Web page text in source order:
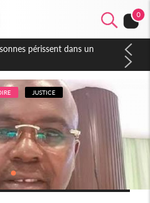
0
de la fête nationale
contre les produits
JUSTICE